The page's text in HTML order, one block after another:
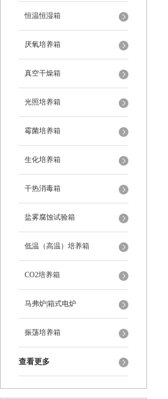
恒温恒湿箱
厌氧培养箱
真空干燥箱
光照培养箱
霉菌培养箱
生化培养箱
干热消毒箱
盐雾腐蚀试验箱
低温（高温）培养箱
CO2培养箱
马弗炉|箱式电炉
振荡培养箱
查看更多